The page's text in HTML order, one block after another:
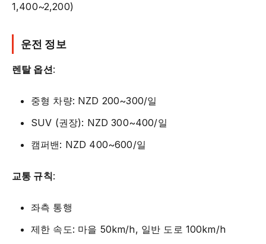
1,400~2,200)
운전 정보
렌탈 옵션:
중형 차량: NZD 200~300/일
SUV (권장): NZD 300~400/일
캠퍼밴: NZD 400~600/일
교통 규칙:
좌측 통행
제한 속도: 마을 50km/h, 일반 도로 100km/h